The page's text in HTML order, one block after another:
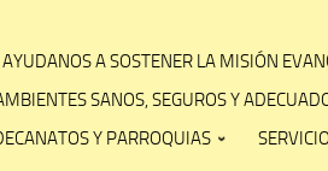
AYUDANOS A SOSTENER LA MISIÓN
SANOS, SEGUROS Y
Y PARROQUIAS